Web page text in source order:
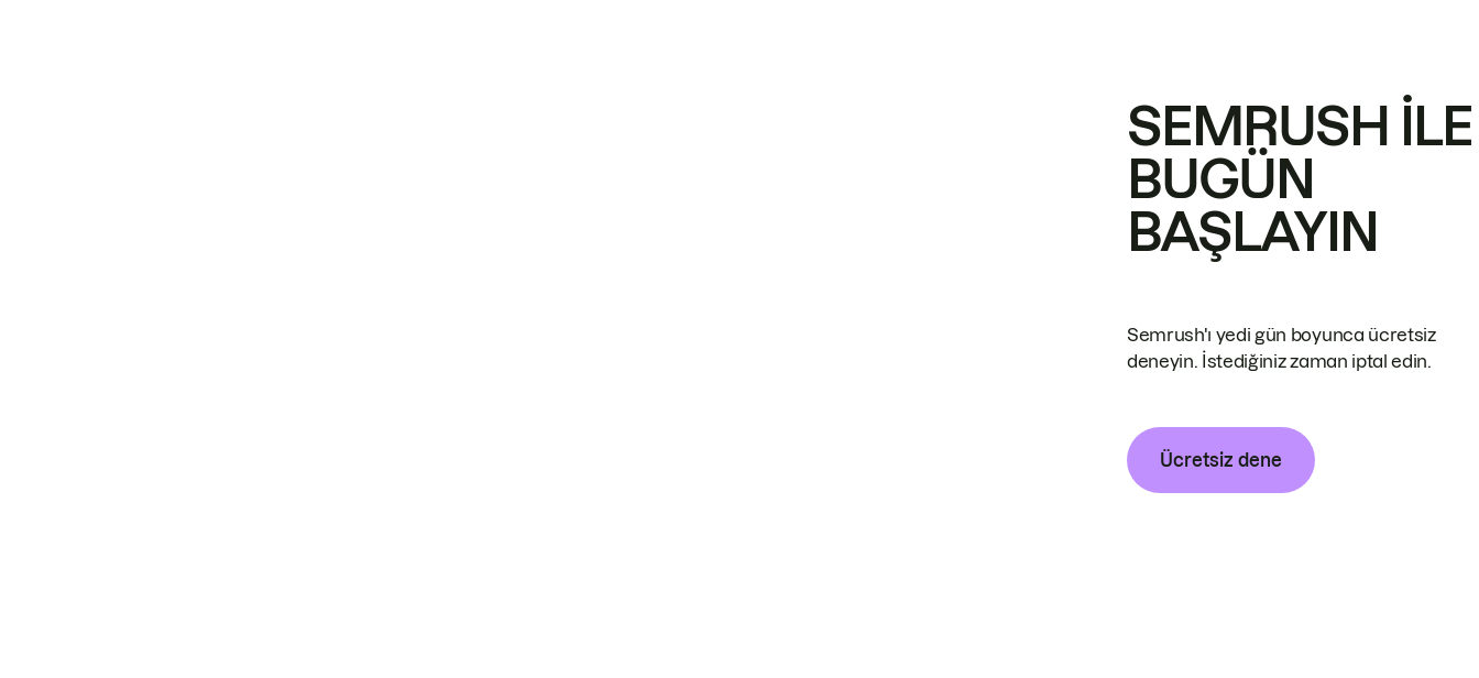
SEMRUSH ILE
BUGÜN
BAŞLAYIN
Semrush'ı yedi gün boyunca ücretsiz
deneyin. İstediğiniz zaman iptal edin.
Ücretsiz dene